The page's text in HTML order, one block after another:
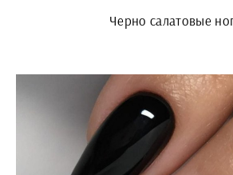
Черно салатовые